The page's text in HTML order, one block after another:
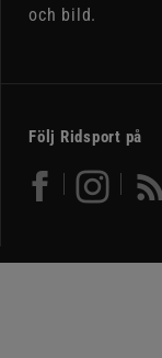
och bild.
Följ Ridsport på